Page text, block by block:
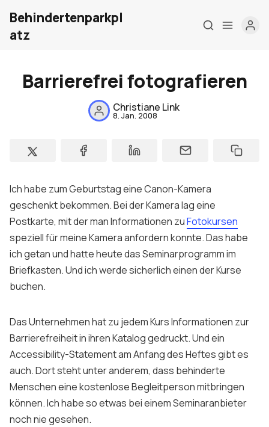
London
Sign up
Behindertenparkpl
atz
Barrierefrei fotografieren
Christiane Link
8. Jan. 2008
Ich habe zum Geburtstag eine Canon-Kamera
geschenkt bekommen. Bei der Kamera lag eine
Postkarte, mit der man Informationen zuFotokursen
speziell für meine Kamera anfordern konnte. Das habe
ich getan und hatte heute das Seminarprogramm im
Briefkasten. Und ich werde sicherlich einen der Kurse
buchen.
Das Unternehmen hat zu jedem Kurs Informationen zur
Barrierefreiheit in ihren Katalog gedruckt. Und ein
Accessibility-Statement am Anfang des Heftes gibt es
auch. Dort steht unter anderem, dass behinderte
Menschen eine kostenlose Begleitperson mitbringen
können. Ich habe so etwas bei einem Seminaranbieter
noch nie gesehen.